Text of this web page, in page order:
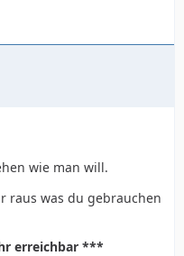
wie man will.
raus was du gebrauchen
erreichbar ***